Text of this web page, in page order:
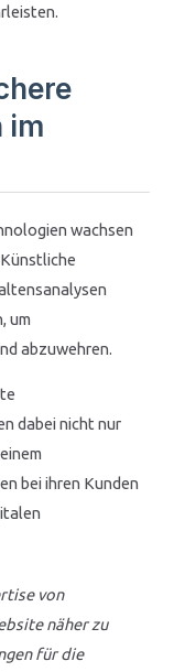
im
wachsen
um
abzuwehren.
dabei nicht nur
bei ihren Kunden
von
näher zu
für die